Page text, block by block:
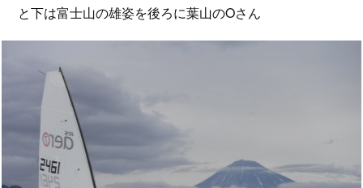
と下は富士山の雄姿を後ろに葉山のOさん